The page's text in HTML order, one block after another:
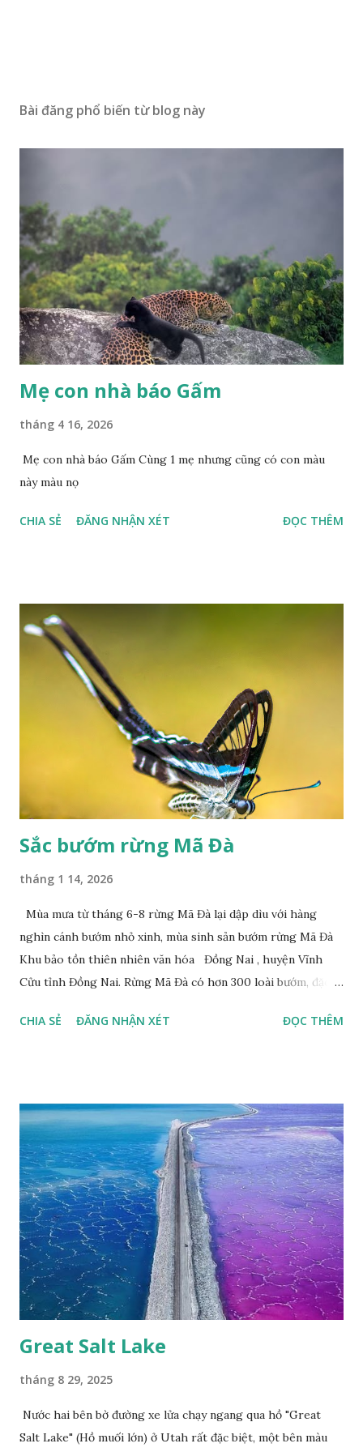
Bài đăng phổ biến từ blog này
Mẹ con nhà báo Gấm
tháng 4 16, 2026
Mẹ con nhà báo Gấm Cùng 1 mẹ nhưng cũng có con màu
này màu nọ
CHIA SẺ ĐĂNG NHẬN XÉT ĐỌC THÊM
Sắc bướm rừng Mã Đà
tháng 1 14, 2026
Mùa mưa từ tháng 6-8 rừng Mã Đà lại dập dìu với hàng
nghìn cánh bướm nhỏ xinh, mùa sinh sản bướm rừng Mã Đà
Khu bảo tồn thiên nhiên văn hóa Đồng Nai , huyện Vĩnh
Cửu tỉnh Đồng Nai. Rừng Mã Đà có hơn 300 loài bướm, đặc
đuôi trắng (Lamproptera curius) đặc trưng là cái đuôi dài
Happy Việt Nam 2024 Vietnam.vn
CHIA SẺ ĐĂNG NHẬN XÉT ĐỌC THÊM
Great Salt Lake
tháng 8 29, 2025
Nước hai bên bờ đường xe lửa chạy ngang qua hồ "Great
Salt Lake" (Hồ muối lớn) ở Utah rất đặc biệt, một bên màu